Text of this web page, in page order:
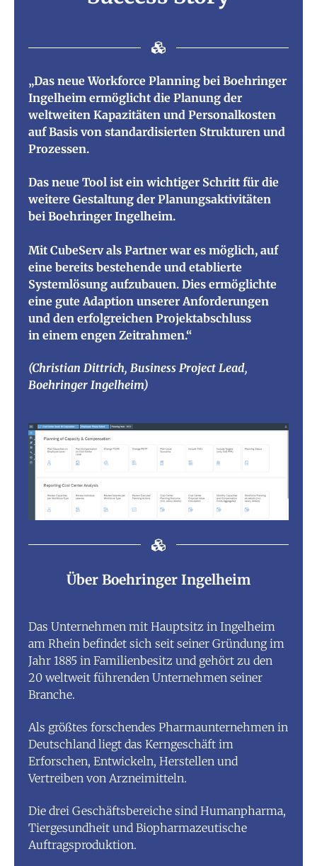
„Das neue Workforce Planning bei Boehringer
Ingelheim ermöglicht die Planung der
weltweiten Kapazitäten und Personalkosten
auf Basis von standardisierten Strukturen und
Prozessen.
Das neue Tool ist ein wichtiger Schritt für die
weitere Gestaltung der Planungsaktivitäten
bei Boehringer Ingelheim.
Mit CubeServ als Partner war es möglich, auf
eine bereits bestehende und etablierte
Systemlösung aufzubauen. Dies ermöglichte
eine gute Adaption unserer Anforderungen
und den erfolgreichen Projektabschluss
in einem engen Zeitrahmen.“
(Christian Dittrich, Business Project Lead,
Boehringer Ingelheim)
Über Boehringer Ingelheim
Das Unternehmen mit Hauptsitz in Ingelheim
am Rhein befindet sich seit seiner Gründung im
Jahr 1885 in Familienbesitz und gehört zu den
20 weltweit führenden Unternehmen seiner
Branche.
Als größtes forschendes Pharmaunternehmen in
Deutschland liegt das Kerngeschäft im
Erforschen, Entwickeln, Herstellen und
Vertreiben von Arzneimitteln.
Die drei Geschäftsbereiche sind Humanpharma,
Tiergesundheit und Biopharmazeutische
Auftragsproduktion.